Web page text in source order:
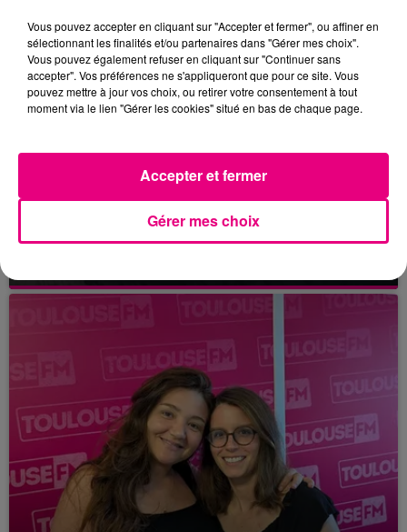
Affaire Jubillar : le procès en appel
Vous pouvez accepter en cliquant sur "Accepter et fermer", ou affiner en
sélectionnant les finalités et/ou partenaires dans "Gérer mes choix".
Vous pouvez également refuser en cliquant sur "Continuer sans
accepter". Vos préférences ne s'appliqueront que pour ce site. Vous
pouvez mettre à jour vos choix, ou retirer votre consentement à tout
moment via le lien "Gérer les cookies" situé en bas de chaque page.
Gérer mes choix
Accepter et fermer